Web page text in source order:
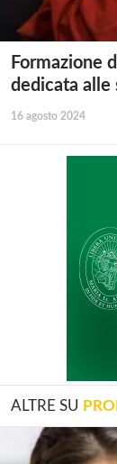
Formazione
dedicata alle
16 agosto 2024
ALTRE SU